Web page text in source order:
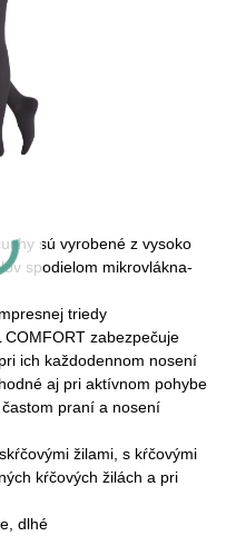
sú vyrobené z vysoko
spodielom mikrovlákna-
triedy
zabezpečuje
ich každodennom nosení
aj pri aktívnom pohybe
praní a nosení
žilami, s kŕčovými
kŕčových žilách a pri
dlhé